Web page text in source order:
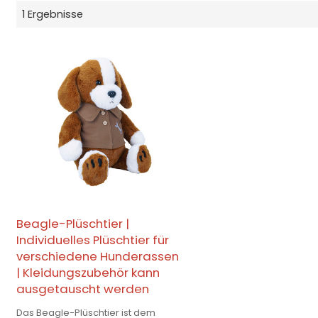
1 Ergebnisse
Beagle-Plüschtier |
Individuelles Plüschtier für
verschiedene Hunderassen
| Kleidungszubehör kann
ausgetauscht werden
Das Beagle-Plüschtier ist dem